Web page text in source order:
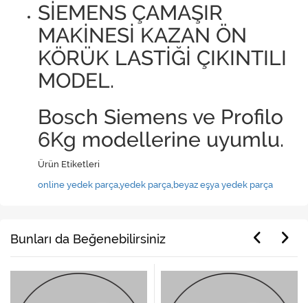
SİEMENS ÇAMAŞIR
MAKİNESİ KAZAN ÖN
KÖRÜK LASTİĞİ ÇIKINTILI
MODEL.
Bosch Siemens ve Profilo
6Kg modellerine uyumlu.
Ürün Etiketleri
online yedek parça,yedek parça, beyaz eşya yedek parça
Bunları da Beğenebilirsiniz